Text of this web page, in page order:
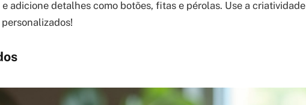
adicione detalhes como botões, fitas e pérolas. Use a criatividade